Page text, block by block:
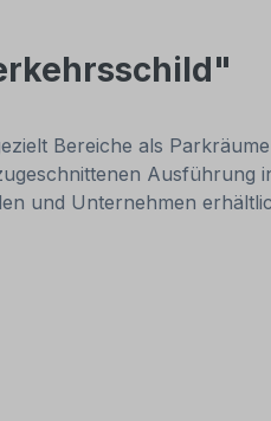
Bereiche als
Ausführung
und Unternehmen